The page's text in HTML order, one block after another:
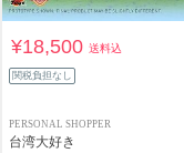
¥18,500送料込
関税負担なし
PERSONAL SHOPPER
台湾大好き